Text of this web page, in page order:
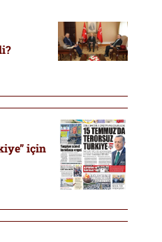
için